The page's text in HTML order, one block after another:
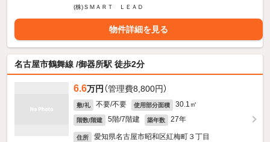
(株)ＳＭＡＲＴ ＬＥＡＤ
物件詳細を見る
名古屋市鶴舞線 /御器所駅 徒歩2分
6.6万円 （管理費8,800円）
敷/礼 不要/不要 使用部分面積 30.1㎡
階数/階建 5階/7階建 築年数 27年
住所 愛知県名古屋市昭和区紅梅町３丁目